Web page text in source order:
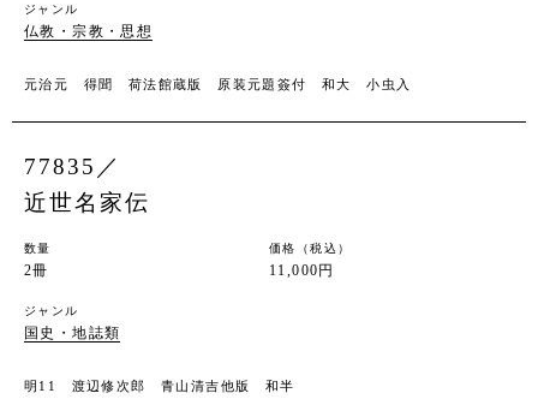
ジャンル
仏教・宗教・思想
元治元 得聞 荷法館蔵版 原装元題簽付 和大 小虫入
77835／
近世名家伝
数量
2冊
価格（税込）
11,000円
ジャンル
国史・地誌類
明11 渡辺修次郎 青山清吉他版 和半